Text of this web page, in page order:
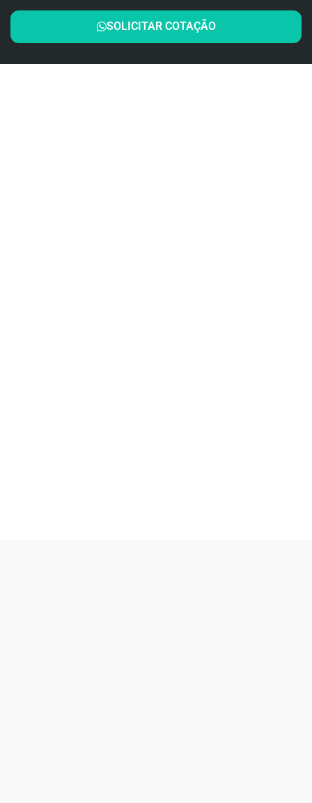
SOLICITAR COTAÇÃO